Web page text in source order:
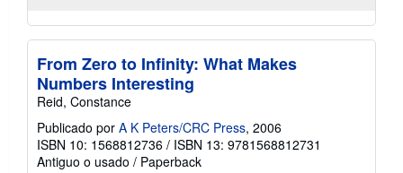
From Zero to Infinity: What Makes
Numbers Interesting
Reid, Constance
Publicado por A K Peters/CRC Press, 2006
ISBN 10: 1568812736 / ISBN 13: 9781568812731
Antiguo o usado / Paperback